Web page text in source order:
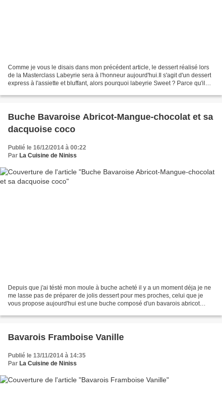
Comme je vous le disais dans mon précédent article, le dessert réalisé lors
de la Masterclass Labeyrie sera à l'honneur aujourd'hui.Il s'agit d'un dessert
express à l'assiette et bluffant, alors pourquoi labeyrie Sweet ? Parce qu'il
Buche Bavaroise Abricot-Mangue-chocolat et sa
dacquoise coco
Publié le 16/12/2014 à 00:22
Par La Cuisine de Niniss
Depuis que j'ai tésté mon moule à buche acheté il y a un moment déja je ne
me lasse pas de préparer de jolis dessert pour mes proches, celui que je
vous propose aujourd'hui est une buche composé d'un bavarois abricot
Bavarois Framboise Vanille
Publié le 13/11/2014 à 14:35
Par La Cuisine de Niniss